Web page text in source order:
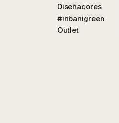
Diseñadores
#inbanigreen
Outlet